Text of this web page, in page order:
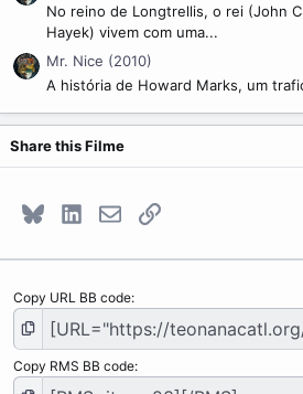
No reino de Longtrellis, o rei (John
Hayek) vivem com uma...
Mr. Nice (2010)
A história de Howard Marks, um
Share this Filme
BlueskyLinkedInE-mailLink
Copy URL BB code
Copy RMS BB code